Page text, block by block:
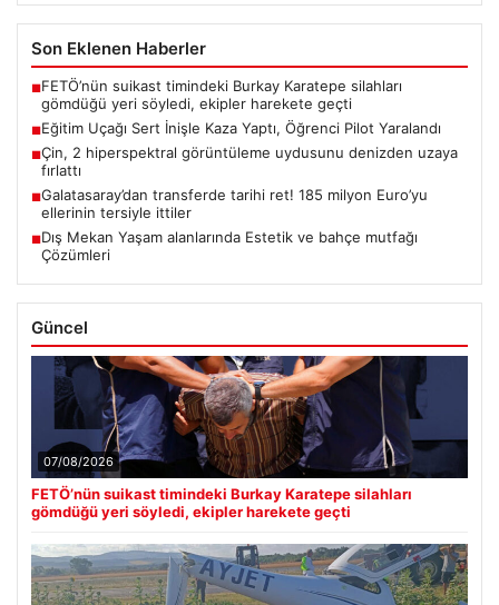
Son Eklenen Haberler
■FETÖ’nün suikast timindeki Burkay Karatepe silahları
gömdüğü yeri söyledi, ekipler harekete geçti
■Eğitim Uçağı Sert İnişle Kaza Yaptı, Öğrenci Pilot Yaralandı
■Çin, 2 hiperspektral görüntüleme uydusunu denizden uzaya
fırlattı
■Galatasaray’dan transferde tarihi ret! 185 milyon Euro’yu
ellerinin tersiyle ittiler
■Dış Mekan Yaşam alanlarında Estetik ve bahçe mutfağı
Çözümleri
Güncel
07/08/2026
FETÖ’nün suikast timindeki Burkay Karatepe silahları
gömdüğü yeri söyledi, ekipler harekete geçti